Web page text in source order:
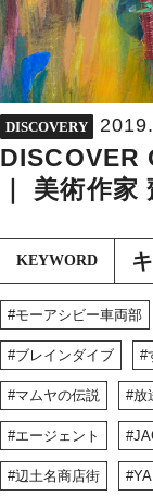
DISCOVERY
DISCOVER
｜ 美術作家
KEYWORD
モーアシビー車両部
ブレインダイブ
マムヤの伝説 放
エージェント
辺土名商店街